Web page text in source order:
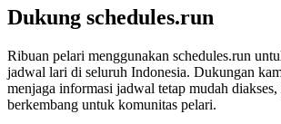
Dukung schedules.run
Ribuan pelari menggunakan schedules.run
jadwal lari di seluruh Indonesia. Dukungan
menjaga informasi jadwal tetap mudah diakses,
berkembang untuk komunitas pelari.